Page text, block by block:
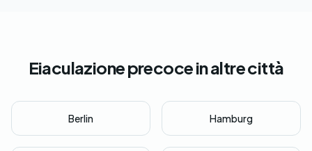
Eiaculazione precoce in altre città
Berlin Hamburg